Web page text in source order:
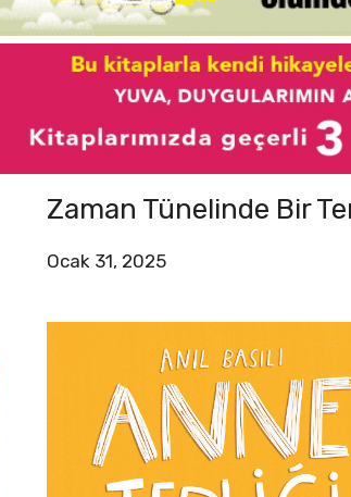
Zaman Tünelinde Bir
Ocak 31, 2025